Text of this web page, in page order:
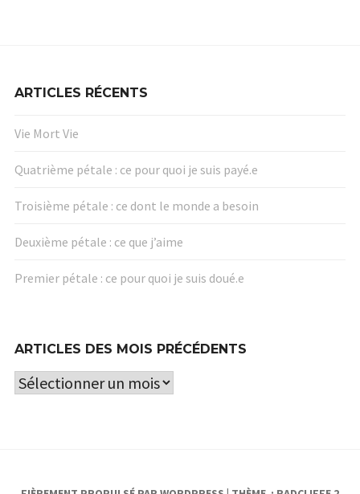
ARTICLES RÉCENTS
Vie Mort Vie
Quatrième pétale : ce pour quoi je suis payé.e
Troisième pétale : ce dont le monde a besoin
Deuxième pétale : ce que j’aime
Premier pétale : ce pour quoi je suis doué.e
ARTICLES DES MOIS PRÉCÉDENTS
Articles